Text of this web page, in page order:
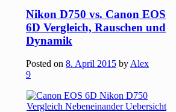
Nikon D750 vs. Canon EOS
6D Vergleich, Rauschen und
Dynamik
Posted on8. April 2015 byAlex
9